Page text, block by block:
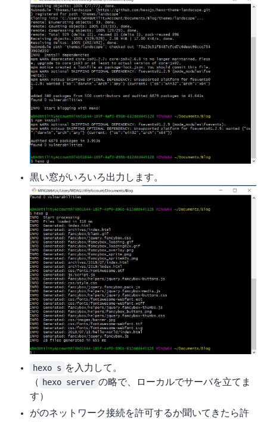
黒い窓がいろいろ出力します。
hexo s を入力してEnter。
（ hexo server の略で、ローカルでサーバを立てま
す）
WindowsがNode.jsのネットワーク接続を許可するか聞いてきたら許